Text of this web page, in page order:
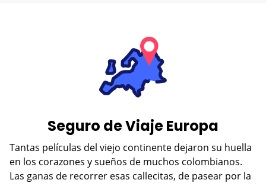
Seguro de Viaje Europa
Tantas películas del viejo continente dejaron su huella
en los corazones y sueños de muchos colombianos.
Las ganas de recorrer esas callecitas, de pasear por la